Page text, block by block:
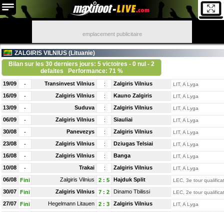
emplacement publicitaire
ZALGIRIS VILNIUS (Lituanie)
Bilan sur les 30 derniers jours: 5 victoires - 0 nul - 2
defaites
Performance: 71 %
19/09 - Transinvest Vilnius : Zalgiris Vilnius LIT, A Lyga
16/09 - Zalgiris Vilnius : Kauno Zalgiris LIT, A Lyga
13/09 - Suduva : Zalgiris Vilnius LIT, A Lyga
06/09 - Zalgiris Vilnius : Siauliai LIT, A Lyga
30/08 - Panevezys : Zalgiris Vilnius LIT, A Lyga
23/08 - Zalgiris Vilnius : Dziugas Telsiai LIT, A Lyga
16/08 - Zalgiris Vilnius : Banga LIT, A Lyga
10/08 - Trakai : Zalgiris Vilnius LIT, A Lyga
06/08 Fini Zalgiris Vilnius 2 : 5 Hajduk Split LEC, 3e tour
30/07 Fini Zalgiris Vilnius 7 : 2 Dinamo Tbilissi LEC, 2e tour
27/07 Fini Hegelmann Litauen 2 : 3 Zalgiris Vilnius LIT, A Lyga